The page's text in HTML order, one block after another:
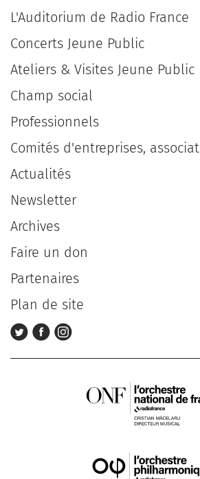
L'Auditorium de Radio France
Concerts Jeune Public
Ateliers & Visites Jeune Public
Champ social
Professionnels
Comités d'entreprises,
Actualités
Newsletter
Archives
Faire un don
Partenaires
Plan de site